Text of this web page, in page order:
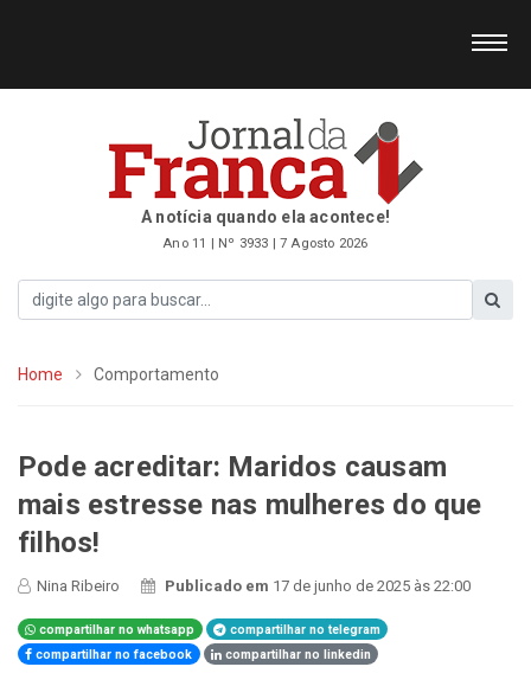
A notícia quando ela acontece!
Ano 11 | Nº 3933 | 7 Agosto 2026
Home Comportamento
Pode acreditar: Maridos causam
mais estresse nas mulheres do que
filhos!
Nina Ribeiro Publicado em 17 de junho de 2025 às 22:00
compartilhar no whatsapp
compartilhar no telegram
compartilhar no facebook
compartilhar no linkedin